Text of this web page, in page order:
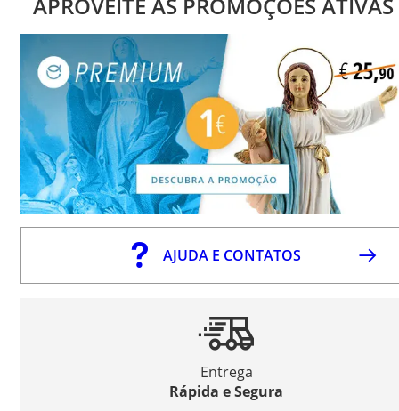
APROVEITE AS PROMOÇÕES ATIVAS
AJUDA E CONTATOS
Entrega
Rápida e Segura